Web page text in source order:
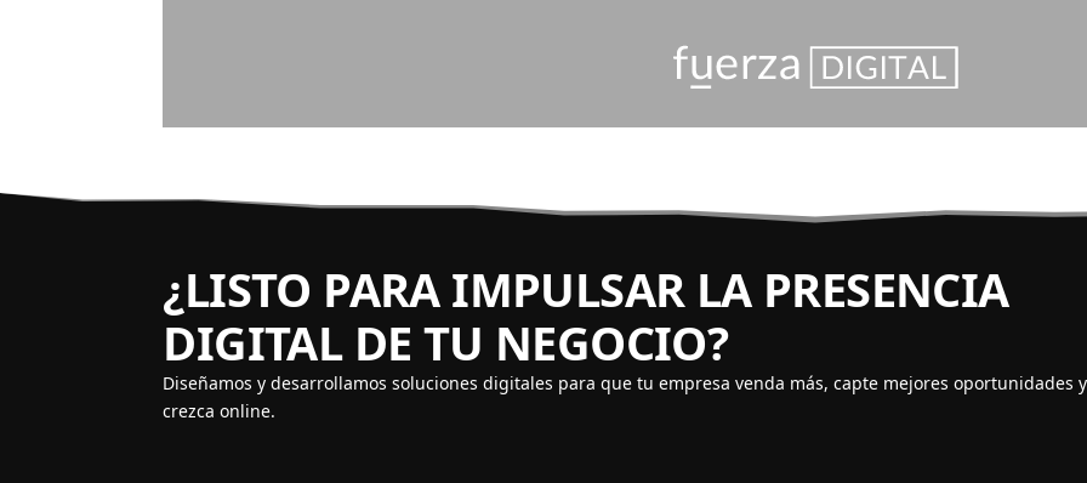
¿LISTO PARA IMPULSAR LA PRESENCIA
DIGITAL DE TU NEGOCIO?
Diseñamos y desarrollamos soluciones digitales para que tu empresa venda más, capte mejores oportunidades y
crezca online.